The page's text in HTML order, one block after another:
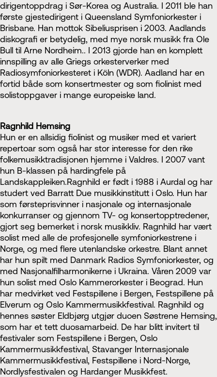
dirigentoppdrag i Sør-Korea og Australia. I 2011 ble han
første gjestedirigent i Queensland Symfoniorkester i
Brisbane. Han mottok Sibeliusprisen i 2003. Aadlands
diskografi er betydelig, med mye norsk musikk fra Ole
Bull til Arne Nordheim.. I 2013 gjorde han en komplett
innspilling av alle Griegs orkesterverker med
Radiosymfoniorkesteret i Köln (WDR). Aadland har en
fortid både som konsertmester og som fiolinist med
solistoppgaver i mange europeiske land.
Ragnhild Hemsing
Hun er en allsidig fiolinist og musiker med et variert
repertoar som også har stor interesse for den rike
folkemusikktradisjonen hjemme i Valdres. I 2007 vant
hun B-klassen på hardingfele på
Landskappleiken.Ragnhild er født i 1988 i Aurdal og har
studert ved Barratt Due musikkinstitutt i Oslo. Hun har
som førsteprisvinner i nasjonale og internasjonale
konkurranser og gjennom TV- og konsertopptredener,
gjort seg bemerket i norsk musikkliv. Ragnhild har vært
solist med alle de profesjonelle symfoniorkestrene i
Norge, og med flere utenlandske orkestre. Blant annet
har hun spilt med Danmark Radios Symfoniorkester, og
med Nasjonalfilharmonikerne i Ukraina. Våren 2009 var
hun solist med Oslo Kammerorkester i Beograd. Hun
har medvirket ved Festspillene i Bergen, Festspillene på
Elverum og Oslo Kammermusikkfestival. Ragnhild og
hennes søster Eldbjørg utgjør duoen Søstrene Hemsing,
som har et tett duosamarbeid. De har blitt invitert til
festivaler som Festspillene i Bergen, Oslo
Kammermusikkfestival, Stavanger Internasjonale
Kammermusikkfestival, Festspillene i Nord-Norge,
Nordlysfestivalen og Hardanger Musikkfest.